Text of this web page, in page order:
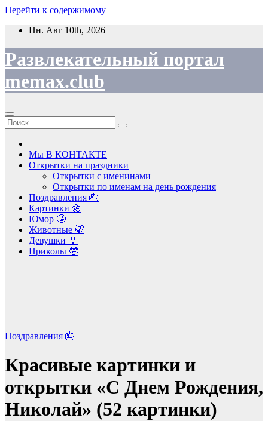
Перейти к содержимому
Пн. Авг 10th, 2026
Развлекательный портал
memax.club
Мы В КОНТАКТЕ
Открытки на праздники
Открытки с именинами
Открытки по именам на день рождения
Поздравления 🎂
Картинки 🌼
Юмор 🤩
Животные 🐯
Девушки 👙
Приколы 🤓
Поздравления 🎂
Красивые картинки и
открытки «С Днем Рождения,
Николай» (52 картинки)